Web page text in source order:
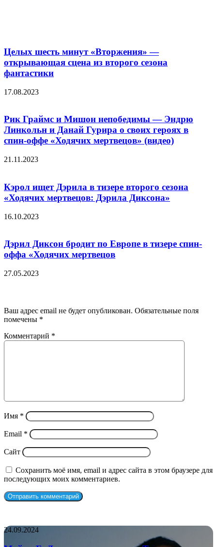
Целых шесть минут «Вторжения» —
открывающая сцена из второго сезона
фантастики
17.08.2023
Рик Граймс и Мишон непобедимы — Эндрю
Линкольн и Данай Гурира о своих героях в
спин-оффе «Ходячих мертвецов» (видео)
21.11.2023
Кэрол ищет Дэрила в тизере второго сезона
«Ходячих мертвецов: Дэрила Диксона»
16.10.2023
Дэрил Диксон бродит по Европе в тизере спин-
оффа «Ходячих мертвецов
27.05.2023
Ваш адрес email не будет опубликован. Обязательные поля
помечены *
Комментарий *
Имя *
Email *
Сайт
Сохранить моё имя, email и адрес сайта в этом браузере для
последующих моих комментариев.
Майкл
24.09.2024